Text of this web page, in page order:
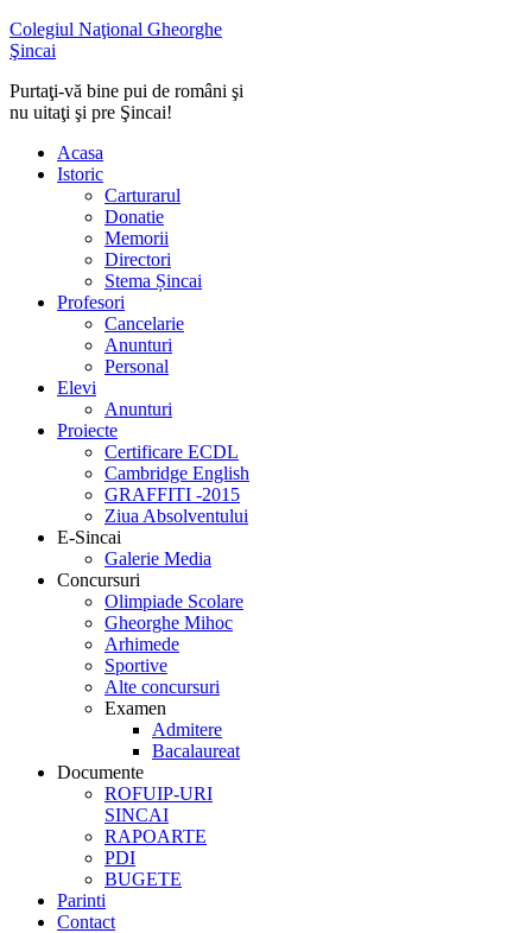
Colegiul Naţional Gheorghe
Şincai
Purtaţi-vă bine pui de români şi
nu uitaţi şi pre Şincai!
Acasa
Istoric
Carturarul
Donatie
Memorii
Directori
Stema Șincai
Profesori
Cancelarie
Anunturi
Personal
Elevi
Anunturi
Proiecte
Certificare ECDL
Cambridge English
GRAFFITI -2015
Ziua Absolventului
E-Sincai
Galerie Media
Concursuri
Olimpiade Scolare
Gheorghe Mihoc
Arhimede
Sportive
Alte concursuri
Examen
Admitere
Bacalaureat
Documente
ROFUIP-URI
SINCAI
RAPOARTE
PDI
BUGETE
Parinti
Contact